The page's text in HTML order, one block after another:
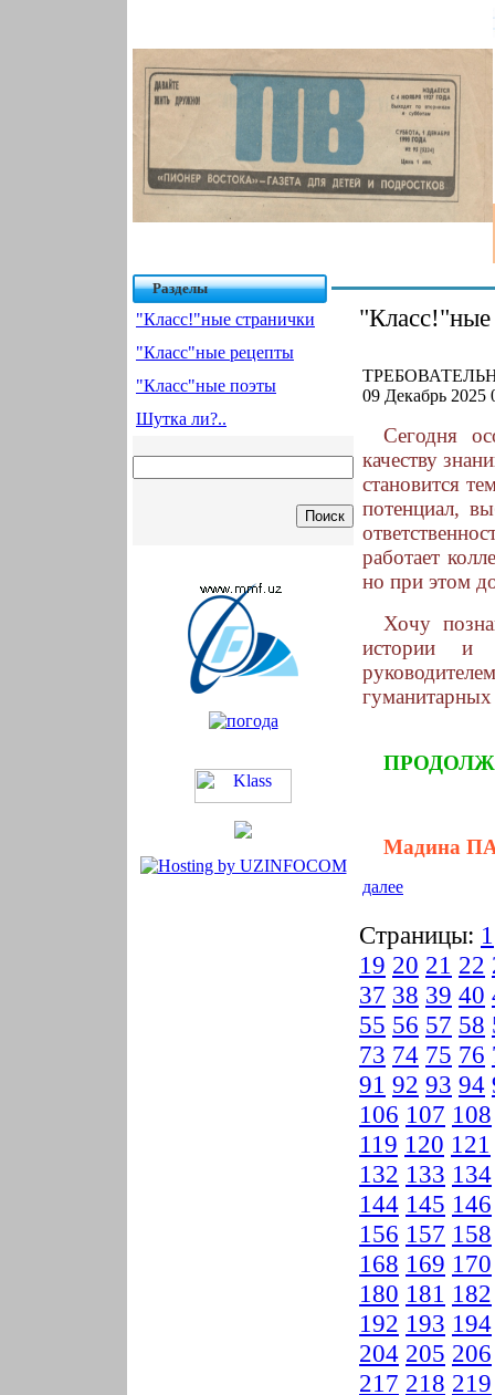
Разделы
"Класс!"ные странички
"Класс"ные рецепты
"Класс"ные поэты
Шутка ли?..
"Класс!"ные
09 Декабрь 2025
Сегодня
качеству
становится
потенциал,
работает
но при этом
Хочу
истории и
Мадина
далее
Страницы: 1
19 20 21 22
37 38 39 40
55 56 57 58
73 74 75 76
91 92 93 94
106 107 108
119 120 121
132 133 134
144 145 146
156 157 158
168 169 170
180 181 182
192 193 194
204 205 206
217 218 219